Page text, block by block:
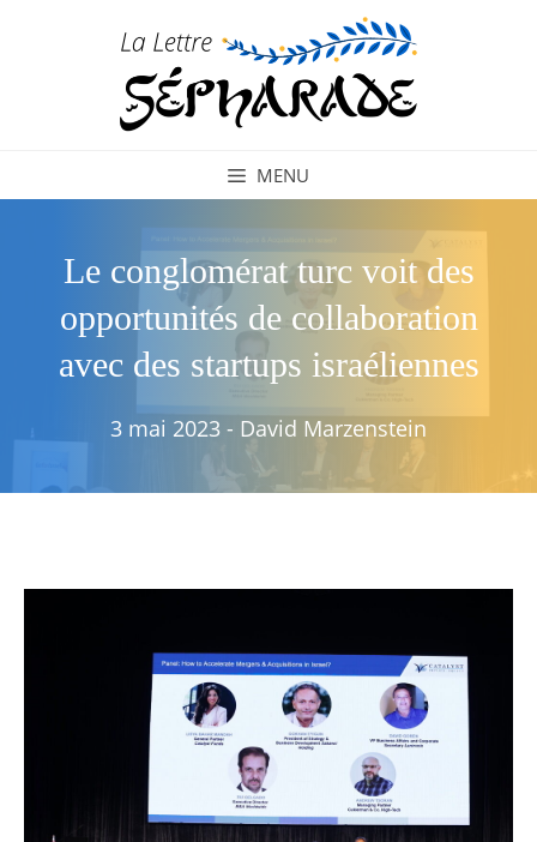
MENU
Le conglomérat turc voit des
opportunités de collaboration
avec des startups israéliennes
3 mai 2023 - David Marzenstein